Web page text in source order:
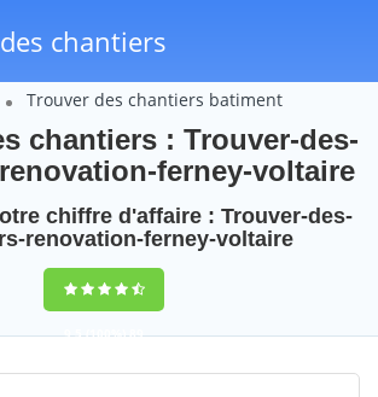
chantiers
Trouver des chantiers batiment
chantiers : Trouver-des-
ferney-voltaire
chiffre d'affaire : Trouver-des-
renovation-ferney-voltaire
9,5(100%)89
votes